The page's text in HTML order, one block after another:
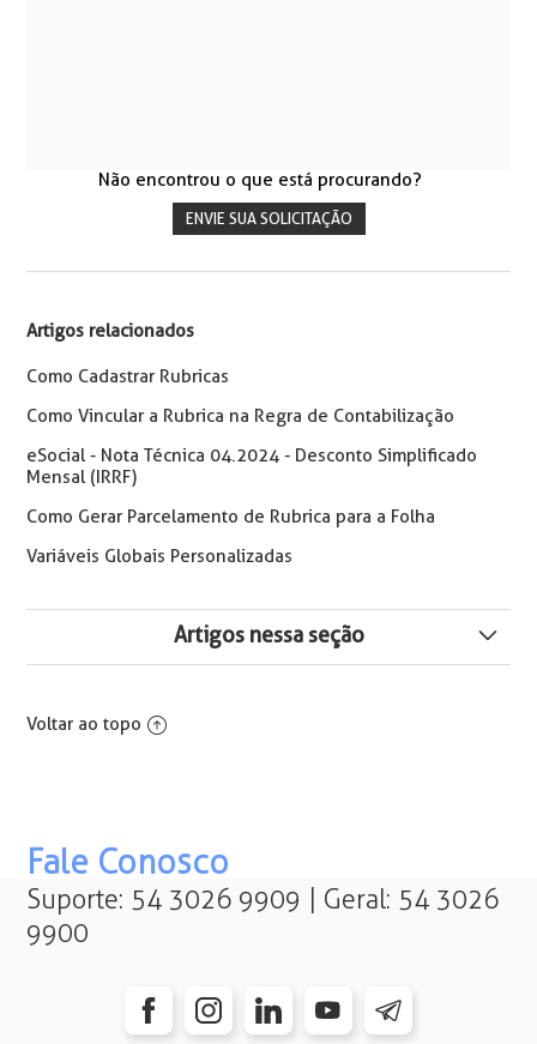
Não encontrou o que está procurando?
ENVIE SUA SOLICITAÇÃO
Artigos relacionados
Como Cadastrar Rubricas
Como Vincular a Rubrica na Regra de Contabilização
eSocial - Nota Técnica 04.2024 - Desconto Simplificado
Mensal (IRRF)
Como Gerar Parcelamento de Rubrica para a Folha
Variáveis Globais Personalizadas
Artigos nessa seção
Cálculo Pensão Judicial sobre o Liquido da Folha de
Pagamento X IRF Lei 15270
Como Emitir uma Lista de Rubricas para Conferência das
Reoneração da Folha de Pagamento
Voltar ao topo
Fale Conosco
Suporte: 54 3026 9909 | Geral: 54 3026
9900